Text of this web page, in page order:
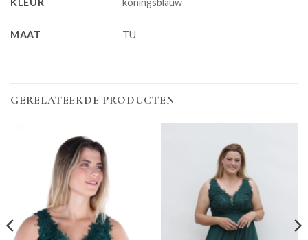
KLEUR koningsblauw
MAAT TU
GERELATEERDE PRODUCTEN